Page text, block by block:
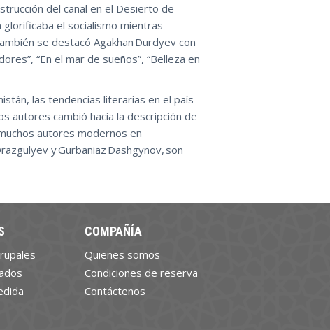
del canal en el Desierto de
el socialismo mientras
se destacó Agakhan Durdyev con
“En el mar de sueños”, “Belleza en
las tendencias literarias en el país
autores cambió hacia la descripción de
autores modernos en
y Gurbaniaz Dashgynov, son
COMPAÑÍA
Quienes somos
Condiciones de reserva
Contáctenos